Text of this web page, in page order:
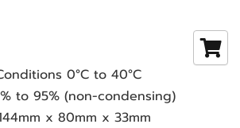
0°C to 40°C
to 95% (non-condensing)
x 80mm x 33mm